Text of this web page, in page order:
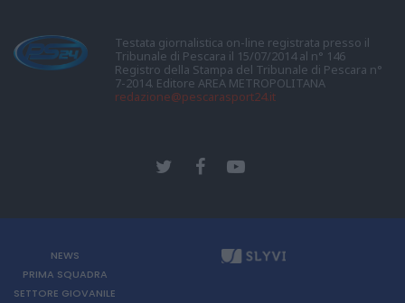
Testata giornalistica on-line registrata presso il
Tribunale di Pescara il 15/07/2014 al n° 146
Registro della Stampa del Tribunale di Pescara n°
7-2014. Editore AREA METROPOLITANA
redazione@pescarasport24.it
NEWS
PRIMA SQUADRA
SETTORE GIOVANILE